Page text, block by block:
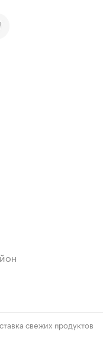
свежих продуктов